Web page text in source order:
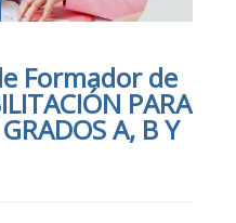
Formador de
PARA
A, B Y